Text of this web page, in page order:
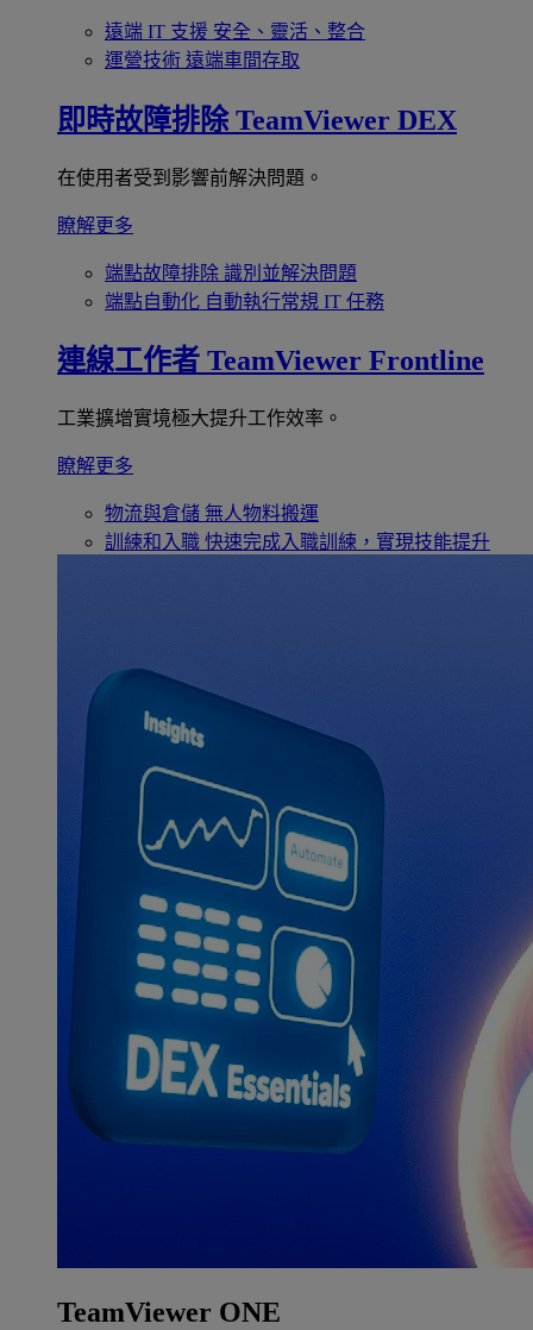
遠端 IT 支援 安全、靈活、整合
運營技術 遠端車間存取
即時故障排除 TeamViewer DEX
在使用者受到影響前解決問題。
瞭解更多
端點故障排除 識別並解決問題
端點自動化 自動執行常規 IT 任務
連線工作者 TeamViewer Frontline
工業擴增實境極大提升工作效率。
瞭解更多
物流與倉儲 無人物料搬運
訓練和入職 快速完成入職訓練，實現技能提升
TeamViewer ONE